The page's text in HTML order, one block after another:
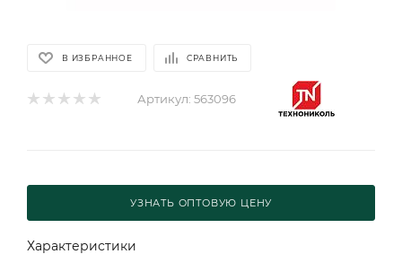
В ИЗБРАННОЕ СРАВНИТЬ
Артикул: 563096
УЗНАТЬ ОПТОВУЮ ЦЕНУ
Характеристики